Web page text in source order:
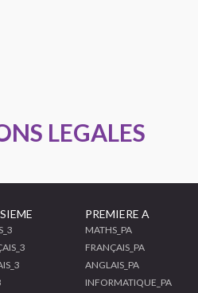
LEGALES
PREMIERE A
MATHS_PA
FRANÇAIS_PA
ANGLAIS_PA
INFORMATIQUE_PA